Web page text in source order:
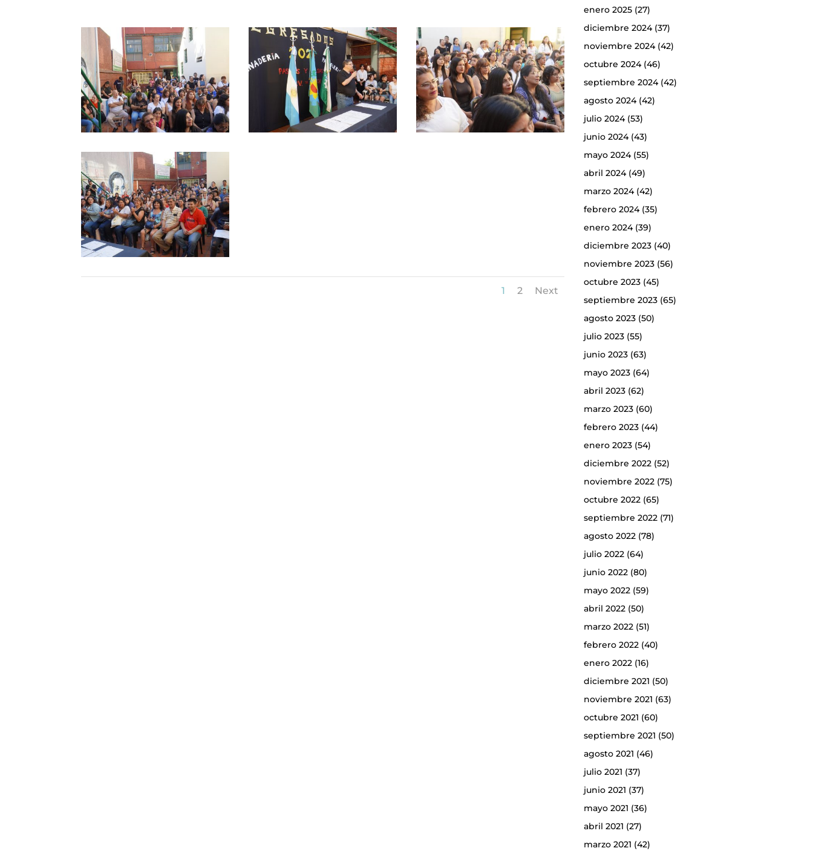
1 2 Next
enero 2025(27)
diciembre 2024(37)
noviembre 2024(42)
octubre 2024(46)
septiembre 2024(42)
agosto 2024(42)
julio 2024(53)
junio 2024(43)
mayo 2024(55)
abril 2024(49)
marzo 2024(42)
febrero 2024(35)
enero 2024(39)
diciembre 2023(40)
noviembre 2023(56)
octubre 2023(45)
septiembre 2023(65)
agosto 2023(50)
julio 2023(55)
junio 2023(63)
mayo 2023(64)
abril 2023(62)
marzo 2023(60)
febrero 2023(44)
enero 2023(54)
diciembre 2022(52)
noviembre 2022(75)
octubre 2022(65)
septiembre 2022(71)
agosto 2022(78)
julio 2022(64)
junio 2022(80)
mayo 2022(59)
abril 2022(50)
marzo 2022(51)
febrero 2022(40)
enero 2022(16)
diciembre 2021 (50)
noviembre 2021 (63)
octubre 2021 (60)
septiembre 2021 (50)
agosto 2021 (46)
julio 2021 (37)
junio 2021 (37)
mayo 2021 (36)
abril 2021 (27)
marzo 2021 (42)